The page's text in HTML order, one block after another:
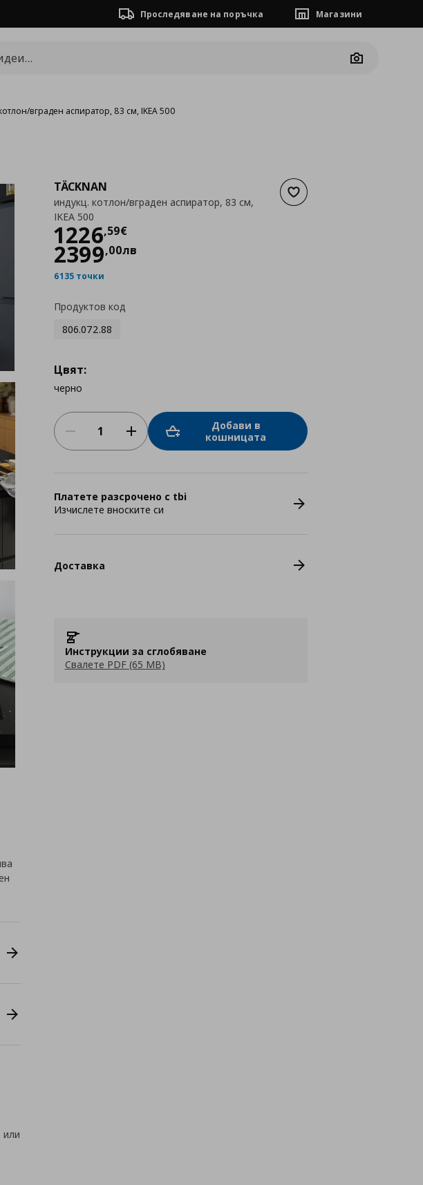
Проследяване на поръчка Магазини
Camera
вграден аспиратор, 83 см, IKEA 500
Добави към списъка с
TÄCKNAN
индукц. котлон/вграден аспиратор, 83 см,
IKEA 500
1226,59€
Цена1226,59 €
2399,00лв
6135 точки
Продуктов код
806.072.88
Цвят:
черно
Добави в
кошницата
Платете разсрочено с tbi
Изчислете вноските си
Доставка
Инструкции за сглобяване
Свалете PDF (65 MB)
или